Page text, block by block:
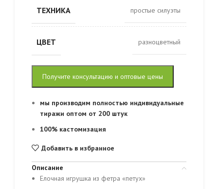
ТЕХНИКА простые силуэты
ЦВЕТ разноцветный
Получите консультацию и оптовые цены
мы производим полностью индивидуальные
тиражи оптом от 200 штук
100% кастомизация
Добавить в избранное
Описание
Елочная игрушка из фетра «петух»